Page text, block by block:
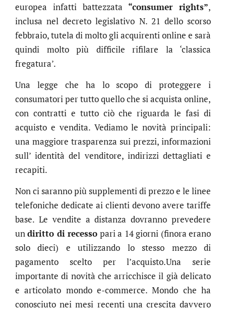
europea infatti battezzata “consumer rights”,
inclusa nel decreto legislativo N. 21 dello scorso
febbraio, tutela di molto gli acquirenti online e sarà
quindi molto più difficile rifilare la ‘classica
fregatura’.
Una legge che ha lo scopo di proteggere i
consumatori per tutto quello che si acquista online,
con contratti e tutto ciò che riguarda le fasi di
acquisto e vendita. Vediamo le novità principali:
una maggiore trasparenza sui prezzi, informazioni
sull’ identità del venditore, indirizzi dettagliati e
recapiti.
Non ci saranno più supplementi di prezzo e le linee
telefoniche dedicate ai clienti devono avere tariffe
base. Le vendite a distanza dovranno prevedere
undiritto di recesso pari a 14 giorni (finora erano
solo dieci) e utilizzando lo stesso mezzo di
pagamento scelto per l’acquisto.Una serie
importante di novità che arricchisce il già delicato
e articolato mondo e-commerce. Mondo che ha
conosciuto nei mesi recenti una crescita davvero